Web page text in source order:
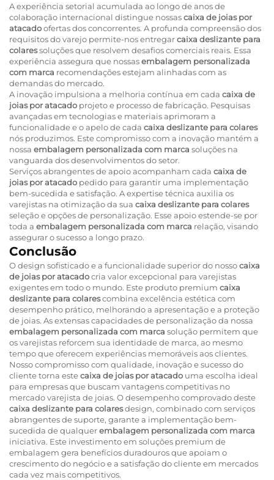
A experiência setorial acumulada ao longo de anos de
colaboração internacional distingue nossascaixa de joias por
atacadoofertas dos concorrentes. A profunda compreensão dos
requisitos do varejo permite-nos entregarcaixa deslizante para
colaressoluções que resolvem desafios comerciais reais. Essa
experiência assegura que nossasembalagem personalizada
com marca recomendações estejam alinhadas com as
demandas do mercado.
A inovação impulsiona a melhoria contínua em cada caixa de
joias por atacado projeto e processo de fabricação. Pesquisas
avançadas em tecnologias e materiais aprimoram a
funcionalidade e o apelo de cada caixa deslizante para colares
nós produzimos. Este compromisso com a inovação mantém a
nossa embalagem personalizada com marca soluções na
vanguarda dos desenvolvimentos do setor.
Serviços abrangentes de apoio acompanham cada caixa de
joias por atacado pedido para garantir uma implementação
bem-sucedida e satisfação. A expertise técnica auxilia os
varejistas na otimização da sua caixa deslizante para colares
seleção e opções de personalização. Esse apoio estende-se por
toda a embalagem personalizada com marca relação, visando
assegurar o sucesso a longo prazo.
Conclusão
O design sofisticado e a funcionalidade superior do nossocaixa
de joias por atacadocria valor excepcional para varejistas
exigentes em todo o mundo. Este produto premium caixa
deslizante para colarescombina excelência estética com
desempenho prático, melhorando a apresentação e a proteção
de joias. As extensas capacidades de personalização da nossa
embalagem personalizada com marca solução permitem que
os varejistas reforcem sua identidade de marca, ao mesmo
tempo que oferecem experiências memoráveis aos clientes.
Nosso compromisso com qualidade, inovação e sucesso do
cliente torna estecaixa de joias por atacado uma escolha ideal
para empresas que buscam vantagens competitivas no
mercado varejista de joias. O desempenho comprovado deste
caixa deslizante para colaresdesign, combinado com serviços
abrangentes de suporte, garante a implementação bem-
sucedida de qualquerembalagem personalizada com marca
iniciativa. Este investimento em soluções premium de
embalagem gera benefícios duradouros que apoiam o
crescimento do negócio e a satisfação do cliente em mercados
cada vez mais competitivos.